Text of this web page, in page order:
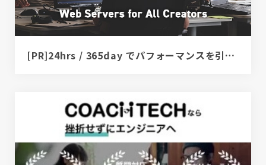
[PR]24hrs / 365day でパフォーマンスを引き出すサーバ